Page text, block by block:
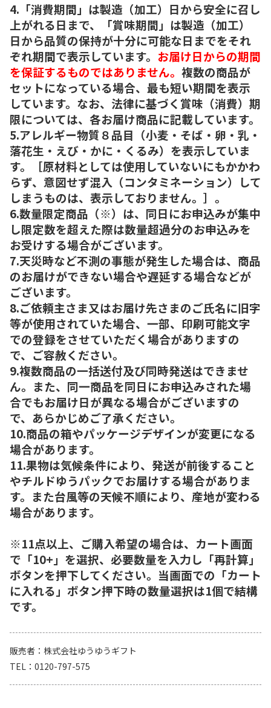
4.「消費期間」は製造（加工）日から安全に召し
上がれる日まで、「賞味期間」は製造（加工）
日から品質の保持が十分に可能な日までをそれ
ぞれ期間で表示しています。 お届け日からの期間
を保証するものではありません。 複数の商品が
セットになっている場合、最も短い期間を表示
しています。なお、法律に基づく賞味（消費）期
限については、各お届け商品に記載しています。
5.アレルギー物質８品目（小麦・そば・卵・乳・
落花生・えび・かに・くるみ）を表示していま
す。［原材料としては使用していないにもかかわ
らず、意図せず混入（コンタミネーション）して
しまうものは、表示しておりません。］。
6.数量限定商品（※）は、同日にお申込みが集中
し限定数を超えた際は数量超過分のお申込みを
お受けする場合がございます。
7.天災時など不測の事態が発生した場合は、商品
のお届けができない場合や遅延する場合などが
ございます。
8.ご依頼主さま又はお届け先さまのご氏名に旧字
等が使用されていた場合、一部、印刷可能文字
での登録をさせていただく場合がありますの
で、ご容赦ください。
9.複数商品の一括送付及び同時発送はできませ
ん。また、同一商品を同日にお申込みされた場
合でもお届け日が異なる場合がございますの
で、あらかじめご了承ください。
10.商品の箱やパッケージデザインが変更になる
場合があります。
11.果物は気候条件により、発送が前後すること
やチルドゆうパックでお届けする場合がありま
す。また台風等の天候不順により、産地が変わる
場合があります。
※11点以上、ご購入希望の場合は、カート画面
で「10+」を選択、必要数量を入力し「再計算」
ボタンを押下してください。当画面での「カート
に入れる」ボタン押下時の数量選択は1個で結構
です。
販売者
株式会社ゆうゆうギフト
TEL
0120-797-575